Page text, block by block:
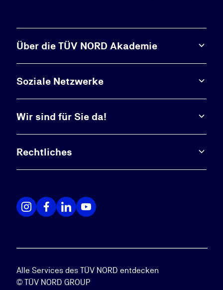
Über die TÜV NORD Akademie
Soziale Netzwerke
Wir sind für Sie da!
Rechtliches
Alle Services des TÜV NORD entdecken
© TÜV NORD GROUP